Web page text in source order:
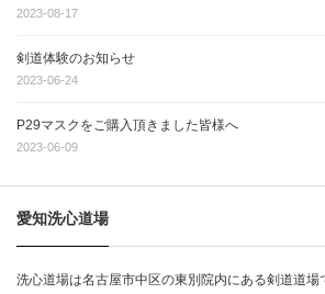
2023-08-17
剣道体験のお知らせ
2023-06-24
P29マスクをご購入頂きました皆様へ
2023-06-09
愛知洗心道場
洗心道場は名古屋市中区の東別院内にある剣道道場